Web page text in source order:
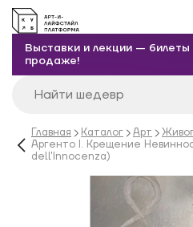
Выставки и лекции — билеты
продаже!
Главная Каталог Арт
Аргенто I. Крещение
dell'Innocenza)